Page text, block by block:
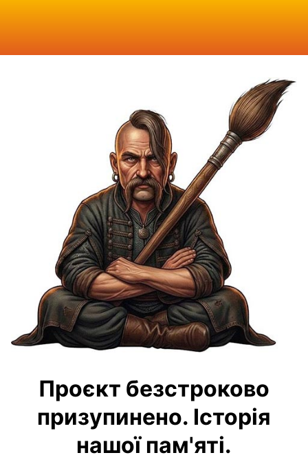
Проєкт безстроково
призупинено. Історія
нашої пам'яті.